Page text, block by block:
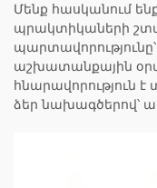
Մենք հասկանում
պրակտիկաների
աշխատանքային
հնարավորություն
ձեր նախագծերով՝